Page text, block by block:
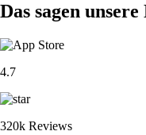
Das sagen
4.7
320k Reviews